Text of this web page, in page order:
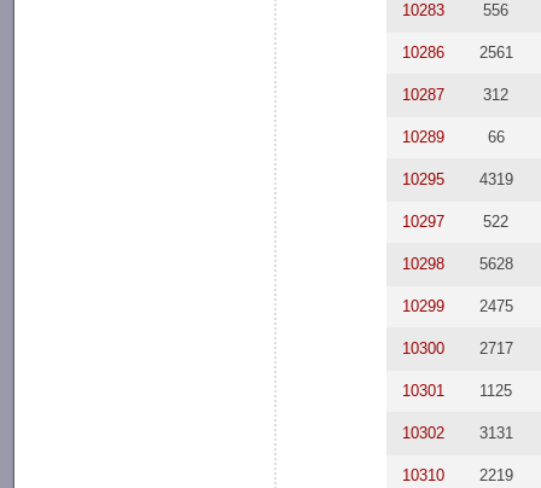
10283 556
10286 2561
10287 312
10289 66
10295 4319
10297 522
10298 5628
10299 2475
10300 2717
10301 1125
10302 3131
10310 2219